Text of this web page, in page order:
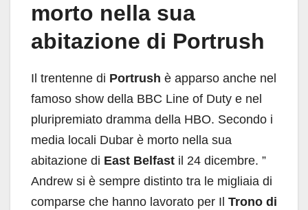
morto nella sua
abitazione di Portrush
Il trentenne di Portrush è apparso anche nel
famoso show della BBC Line of Duty e nel
pluripremiato dramma della HBO. Secondo i
media locali Dubar è morto nella sua
abitazione di East Belfast il 24 dicembre. ”
Andrew si è sempre distinto tra le migliaia di
comparse che hanno lavorato per Il Trono di